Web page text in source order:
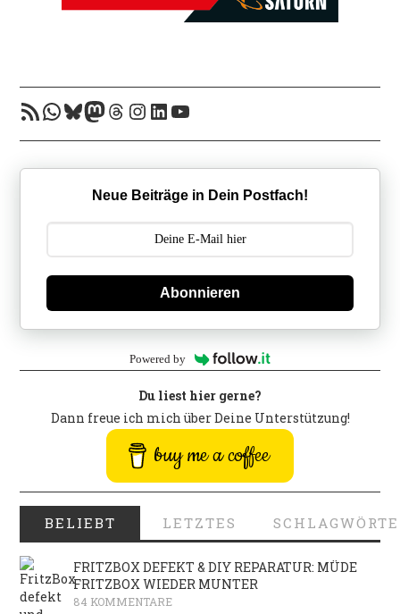
RSS-FeedWhatsApp
Bluesky
Mastodon
Threads
Instagram
LinkedIn
YouTube
Neue Beiträge in Dein Postfach!
Abonnieren
Powered by
Du liest hier gerne?
Dann freue ich mich über Deine Unterstützung!
buy me a coffee
BELIEBT LETZTES
FRITZBOX DEFEKT & DIY REPARATUR: MÜDE
FRITZBOX WIEDER MUNTER
84 KOMMENTARE